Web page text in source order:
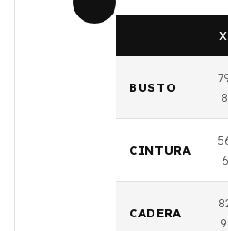
BUSTO
CINTURA
CADERA